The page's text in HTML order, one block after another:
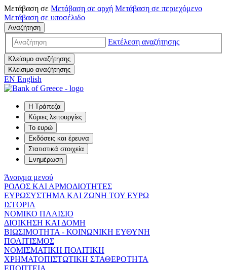
Μετάβαση σε Μετάβαση σε αρχή Μετάβαση σε περιεχόμενο
Μετάβαση σε υποσέλιδο
Αναζήτηση
Εκτέλεση αναζήτησης
Κλείσιμο αναζήτησης
Κλείσιμο αναζήτησης
EN English
Η Τράπεζα
Κύριες λειτουργίες
Το ευρώ
Εκδόσεις και έρευνα
Στατιστικά στοιχεία
Ενημέρωση
Άνοιγμα μενού
ΡΟΛΟΣ ΚΑΙ ΑΡΜΟΔΙΟΤΗΤΕΣ
ΕΥΡΩΣΥΣΤΗΜΑ ΚΑΙ ΖΩΝΗ ΤΟΥ ΕΥΡΩ
ΙΣΤΟΡΙΑ
ΝΟΜΙΚΟ ΠΛΑΙΣΙΟ
ΔΙΟΙΚΗΣΗ ΚΑΙ ΔΟΜΗ
ΒΙΩΣΙΜΟΤΗΤΑ - ΚΟΙΝΩΝΙΚΗ ΕΥΘΥΝΗ
ΠΟΛΙΤΙΣΜΟΣ
ΝΟΜΙΣΜΑΤΙΚΗ ΠΟΛΙΤΙΚΗ
ΧΡΗΜΑΤΟΠΙΣΤΩΤΙΚΗ ΣΤΑΘΕΡΟΤΗΤΑ
ΕΠΟΠΤΕΙΑ